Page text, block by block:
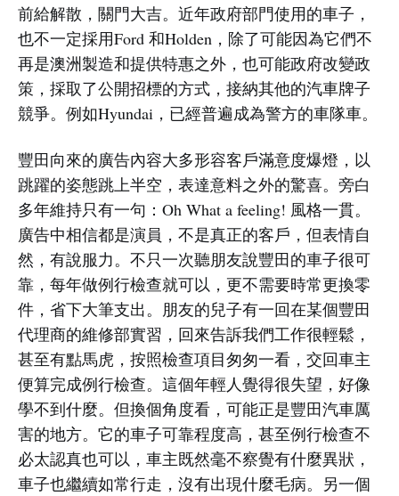
前給解散，關門大吉。近年政府部門使用的車子，
也不一定採用Ford 和Holden，除了可能因為它們不
再是澳洲製造和提供特惠之外，也可能政府改變政
策，採取了公開招標的方式，接納其他的汽車牌子
競爭。例如Hyundai，已經普遍成為警方的車隊車。
豐田向來的廣告內容大多形容客戶滿意度爆燈，以
跳躍的姿態跳上半空，表達意料之外的驚喜。旁白
多年維持只有一句：Oh What a feeling! 風格一貫。
廣告中相信都是演員，不是真正的客戶，但表情自
然，有說服力。不只一次聽朋友說豐田的車子很可
靠，每年做例行檢查就可以，更不需要時常更換零
件，省下大筆支出。朋友的兒子有一回在某個豐田
代理商的維修部實習，回來告訴我們工作很輕鬆，
甚至有點馬虎，按照檢查項目匆匆一看，交回車主
便算完成例行檢查。這個年輕人覺得很失望，好像
學不到什麼。但換個角度看，可能正是豐田汽車厲
害的地方。它的車子可靠程度高，甚至例行檢查不
必太認真也可以，車主既然毫不察覺有什麼異狀，
車子也繼續如常行走，沒有出現什麼毛病。另一個